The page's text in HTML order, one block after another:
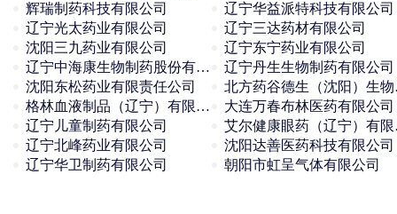
辉瑞制药科技有限公司
辽宁华益派特科技有限公司
辽宁光太药业有限公司
辽宁三达药材有限公司
沈阳三九药业有限公司
辽宁东宁药业有限公司
辽宁中海康生物制药股份有限公司
辽宁丹生生物制药有限公司
沈阳东松药业有限责任公司
北
格林血液制品（辽宁）有限公司
大连万春布林医药有限公司
辽宁儿童制药有限公司
艾
辽宁北峰药业有限公司
沈阳达善医药科技有限公司
辽宁华卫制药有限公司
朝阳市虹呈气体有限公司